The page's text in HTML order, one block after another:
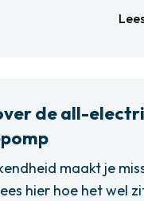
de all-
maakt je
hier hoe het wel